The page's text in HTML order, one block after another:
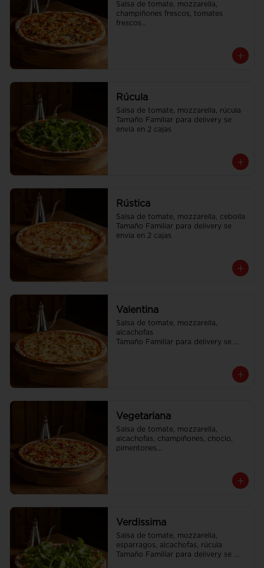
Salsa de tomate, mozzarella,
champiñones frescos, tomates
frescos
Rúcula
Salsa de tomate, mozzarella, rúcula
Tamaño Familiar para delivery se
envia en 2 cajas
Rústica
Salsa de tomate, mozzarella, cebolla
Tamaño Familiar para delivery se
envia en 2 cajas
Valentina
Salsa de tomate, mozzarella,
alcachofas
Tamaño Familiar para delivery se
Vegetariana
Salsa de tomate, mozzarella,
alcachofas, champiñones, choclo,
pimentones
Verdissima
Salsa de tomate, mozzarella,
esparragos, alcachofas, rúcula
Tamaño Familiar para delivery se